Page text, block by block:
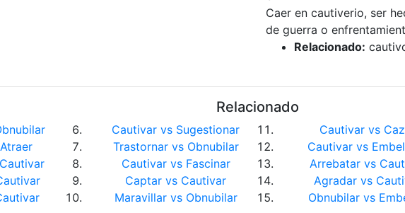
Caer en cautiverio, ser
de guerra o
Relacionado:
Relacionado
Cautivar vs Sugestionar
Trastornar vs Obnubilar
Cautivar vs Fascinar
Captar vs Cautivar
Maravillar vs Obnubilar
Cautivar vs
Cautivar vs
Arrebatar vs
Agradar vs
Obnubilar vs